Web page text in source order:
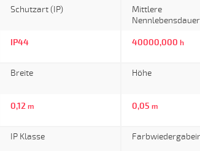
Schutzart (IP)
IP44
Mittlere
Nennlebensdauer
40000,000 h
Breite
0,12 m
Höhe
0,05 m
IP Klasse